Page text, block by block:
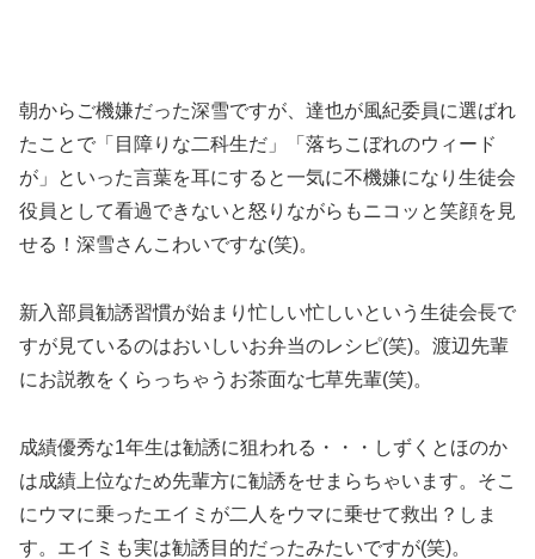
朝からご機嫌だった深雪ですが、達也が風紀委員に選ばれ
たことで「目障りな二科生だ」「落ちこぼれのウィード
が」といった言葉を耳にすると一気に不機嫌になり生徒会
役員として看過できないと怒りながらもニコッと笑顔を見
せる！深雪さんこわいですな(笑)。
新入部員勧誘習慣が始まり忙しい忙しいという生徒会長で
すが見ているのはおいしいお弁当のレシピ(笑)。渡辺先輩
にお説教をくらっちゃうお茶面な七草先輩(笑)。
成績優秀な1年生は勧誘に狙われる・・・しずくとほのか
は成績上位なため先輩方に勧誘をせまらちゃいます。そこ
にウマに乗ったエイミが二人をウマに乗せて救出？しま
す。エイミも実は勧誘目的だったみたいですが(笑)。